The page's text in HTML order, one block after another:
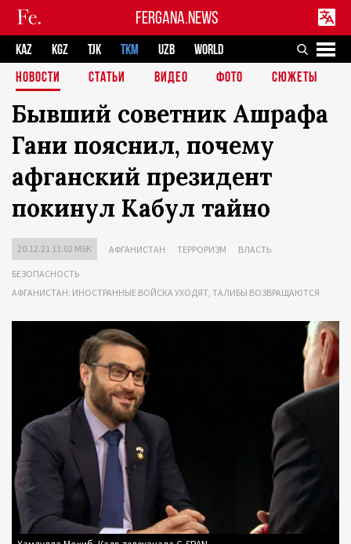
FERGANA.NEWS
KAZ KGZ TJK TKM UZB
WORLD
НОВОСТИ
СТАТЬИ ВИДЕО ФОТО СЮЖЕТЫ
Бывший советник Ашрафа
Гани пояснил, почему
афганский президент
покинул Кабул тайно
20.12.21 11:02 MSK АФГАНИСТАН ТЕРРОРИЗМ ВЛАСТЬ
БЕЗОПАСНОСТЬ
АФГАНИСТАН: ИНОСТРАННЫЕ ВОЙСКА УХОДЯТ, ТАЛИБЫ ВОЗВРАЩАЮТСЯ